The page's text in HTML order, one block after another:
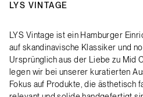
LYS VINTAGE
LYS Vintage ist ein Hamburger
auf skandinavische Klassiker und
Ursprünglich aus der Liebe zu Mid
legen wir bei unserer kuratierten
Fokus auf Produkte, die ästhetisch